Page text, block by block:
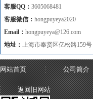
客服QQ： 3605068481
客服微信： hongpuyeya2020
Email： hongpuyeya@126.com
地址： 上海市奉贤区亿松路159号
网站首页 公司简介
返回旧网站